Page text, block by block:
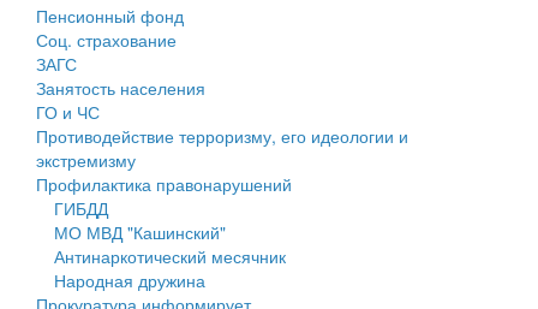
Противодействие коррупции
Контрольно-счетная палата
Персональные данные
Оценка регулирующего воздействия
Деятельность МУ
Нормативы градостроительного проектирования
Правила землепользования и застройки
Генеральные планы
Пенсионный фонд
Соц. страхование
ЗАГС
Занятость населения
ГО и ЧС
Противодействие терроризму, его идеологии и
экстремизму
Профилактика правонарушений
ГИБДД
МО МВД "Кашинский"
Антинаркотический месячник
Народная дружина
Прокуратура информирует